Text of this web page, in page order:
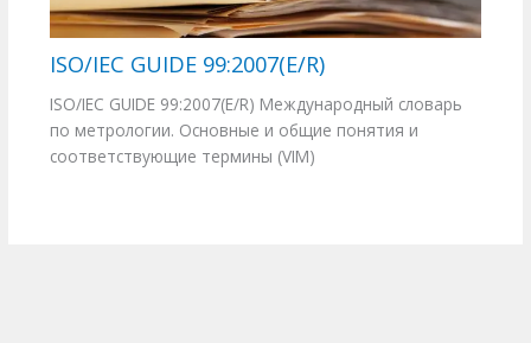
ISO/IEC GUIDE 99:2007(E/R)
ISO/IEC GUIDE 99:2007(E/R) Международный словарь
по метрологии. Основные и общие понятия и
соответствующие термины (VIM)